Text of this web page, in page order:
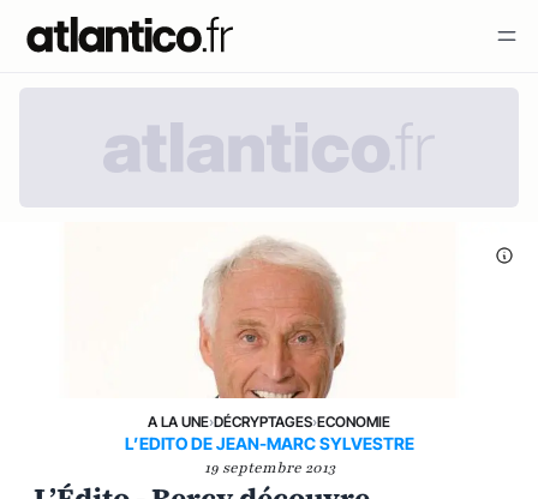
A LA UNE›DÉCRYPTAGES›ECONOMIE
L’EDITO DE JEAN-MARC SYLVESTRE
19 septembre 2013